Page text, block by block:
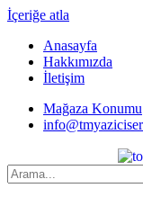
İçeriğe atla
Anasayfa
Hakkımızda
İletişim
Mağaza Konumu